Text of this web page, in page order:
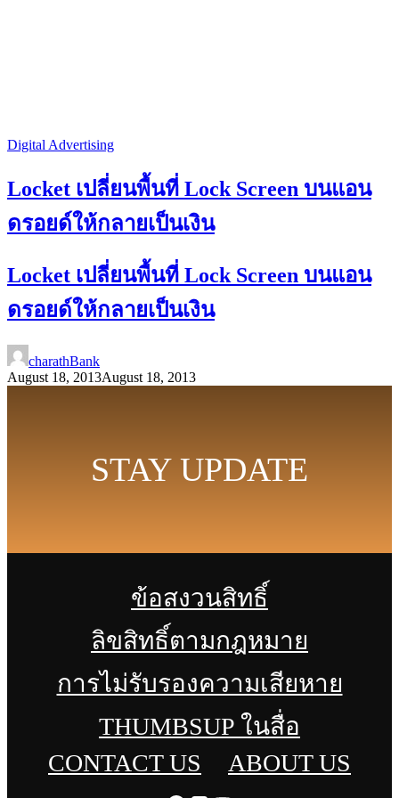
Digital Advertising
Locket เปลี่ยนพื้นที่ Lock Screen บนแอน
ดรอยด์ให้กลายเป็นเงิน
Locket เปลี่ยนพื้นที่ Lock Screen บนแอน
ดรอยด์ให้กลายเป็นเงิน
charathBank
August 18, 2013August 18, 2013
STAY UPDATE
ข้อสงวนสิทธิ์
ลิขสิทธิ์ตามกฎหมาย
การไม่รับรองความเสียหาย
THUMBSUP ในสื่อ
CONTACT US
ABOUT US